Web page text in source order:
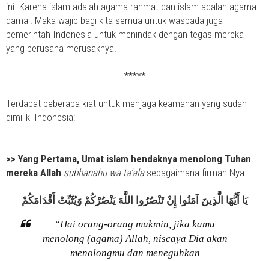
ini. Karena islam adalah agama rahmat dan islam adalah agama
damai. Maka wajib bagi kita semua untuk waspada juga
pemerintah Indonesia untuk menindak dengan tegas mereka
yang berusaha merusaknya.
*****
Terdapat beberapa kiat untuk menjaga keamanan yang sudah
dimiliki Indonesia:
>> Yang Pertama, Umat islam hendaknya menolong Tuhan
mereka Allah subhanahu wa ta’ala sebagaimana firman-Nya:
يَا أَيُّهَا الَّذِينَ آمَنُوا إِنْ تَنْصُرُوا اللَّهَ يَنْصُرْكُمْ وَيُثَبِّتْ أَقْدَامَكُمْ
“Hai orang-orang mukmin, jika kamu
menolong (agama) Allah, niscaya Dia akan
menolongmu dan meneguhkan